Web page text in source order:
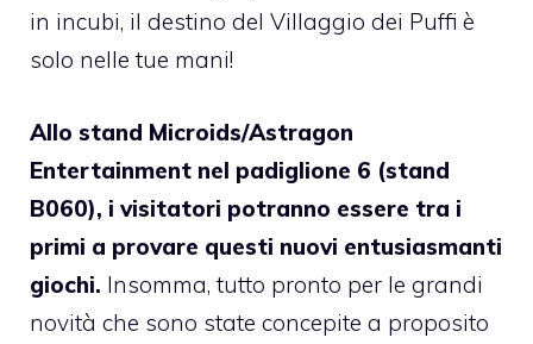
in incubi, il destino del Villaggio dei Puffi è
solo nelle tue mani!
Allo stand Microids/Astragon
Entertainment nel padiglione 6 (stand
B060), i visitatori potranno essere tra i
primi a provare questi nuovi entusiasmanti
giochi. Insomma, tutto pronto per le grandi
novità che sono state concepite a proposito